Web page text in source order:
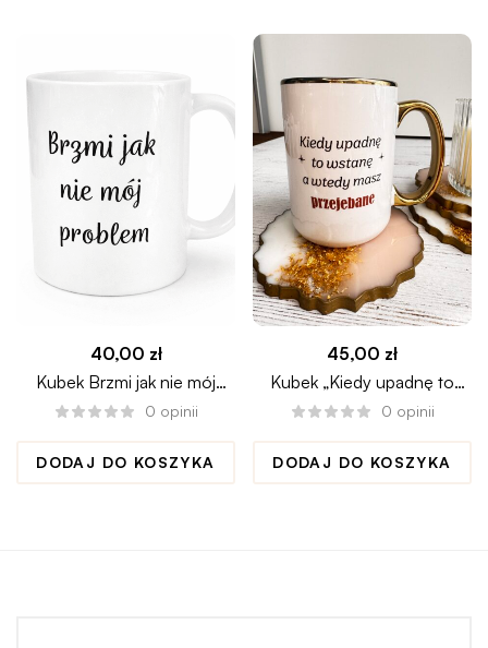
40,00 zł
Kubek Brzmi jak nie mój
problem
0 opinii
DODAJ DO KOSZYKA
45,00 zł
Kubek „Kiedy upadnę to
wstanę”
0 opinii
DODAJ DO KOSZYKA